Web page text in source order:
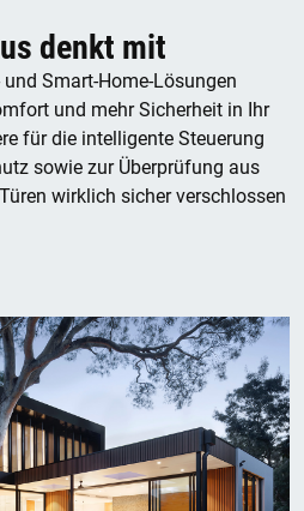
denkt mit
Smart-Home-Lösungen
und mehr Sicherheit in Ihr
für die intelligente Steuerung
sowie zur Überprüfung aus
wirklich sicher verschlossen